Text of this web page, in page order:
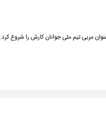
مربی تیم ملی جوانان کارش را شروع کرد.